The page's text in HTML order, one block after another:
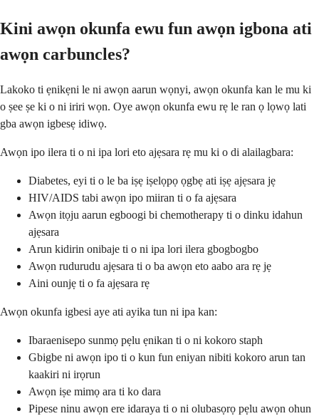
Kini awọn okunfa ewu fun awọn igbona ati
awọn carbuncles?
Lakoko ti ẹnikẹni le ni awọn aarun wọnyi, awọn okunfa kan le mu ki
o ṣee ṣe ki o ni iriri wọn. Oye awọn okunfa ewu rẹ le ran ọ lọwọ lati
gba awọn igbesẹ idiwọ.
Awọn ipo ilera ti o ni ipa lori eto ajẹsara rẹ mu ki o di alailagbara:
Diabetes, eyi ti o le ba iṣẹ iṣelọpọ ọgbẹ ati iṣẹ ajẹsara jẹ
HIV/AIDS tabi awọn ipo miiran ti o fa ajẹsara
Awọn itọju aarun egboogi bi chemotherapy ti o dinku idahun
ajẹsara
Arun kidirin onibaje ti o ni ipa lori ilera gbogbogbo
Awọn rudurudu ajẹsara ti o ba awọn eto aabo ara rẹ jẹ
Aini ounjẹ ti o fa ajẹsara rẹ
Awọn okunfa igbesi aye ati ayika tun ni ipa kan:
Ibaraenisepo sunmọ pẹlu ẹnikan ti o ni kokoro staph
Gbigbe ni awọn ipo ti o kun fun eniyan nibiti kokoro arun tan
kaakiri ni irọrun
Awọn iṣe mimọ ara ti ko dara
Pipese ninu awọn ere idaraya ti o ni olubasọrọ pẹlu awọn ohun